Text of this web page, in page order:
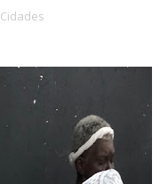
Cidades